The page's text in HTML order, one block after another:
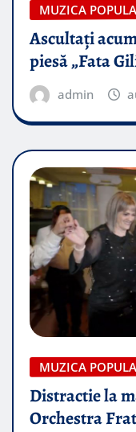
MUZICA
Ascultați
piesă „Fata
admin
MUZICA
Distractie la
Orchestra